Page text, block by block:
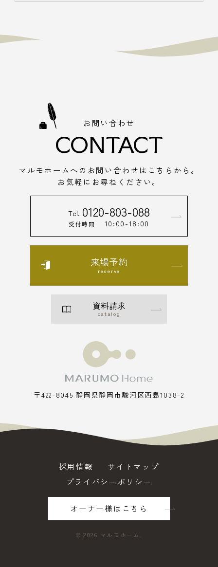
お問い合わせ
CONTACT
マルモホームへのお問い合わせはこちらから。
お気軽にお尋ねください。
Tel. 0120-803-088
受付時間 10:00-18:00
来場予約
reserve
資料請求
catalog
〒422-8045 静岡県静岡市駿河区西島1038-2
採用情報
サイトマップ
プライバシーポリシー
オーナー様はこちら
©2026 マルモホーム.